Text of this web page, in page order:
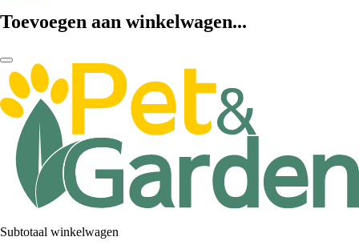
Toevoegen aan winkelwagen...
Subtotaal winkelwagen